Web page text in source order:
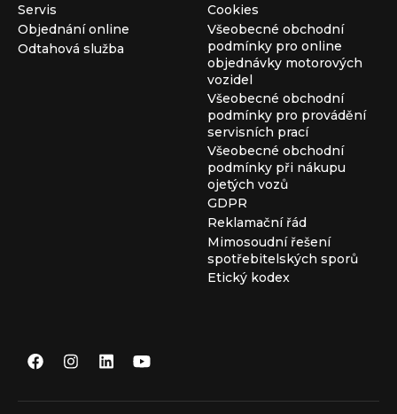
Servis
Objednání online
Odtahová služba
Cookies
Všeobecné obchodní
podmínky pro online
objednávky motorových
vozidel
Všeobecné obchodní
podmínky pro provádění
servisních prací
Všeobecné obchodní
podmínky při nákupu
ojetých vozů
GDPR
Reklamační řád
Mimosoudní řešení
spotřebitelských sporů
Etický kodex